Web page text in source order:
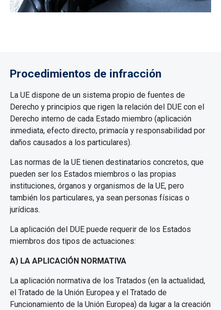
Procedimientos de infracción
La UE dispone de un sistema propio de fuentes de
Derecho y principios que rigen la relación del DUE con el
Derecho interno de cada Estado miembro (aplicación
inmediata, efecto directo, primacía y responsabilidad por
daños causados a los particulares).
Las normas de la UE tienen destinatarios concretos, que
pueden ser los Estados miembros o las propias
instituciones, órganos y organismos de la UE, pero
también los particulares, ya sean personas físicas o
jurídicas.
La aplicación del DUE puede requerir de los Estados
miembros dos tipos de actuaciones:
A) LA APLICACIÓN NORMATIVA
La aplicación normativa de los Tratados (en la actualidad,
el Tratado de la Unión Europea y el Tratado de
Funcionamiento de la Unión Europea) da lugar a la creación